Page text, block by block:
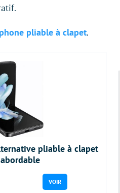
pliable à clapet.
pliable à clapet
VOIR